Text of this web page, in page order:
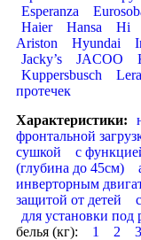
Esperanza
Haier
Hansa Hi
Ariston
Hyundai
Jacky’s
JACOO
Kuppersbusch
протечек
Характеристики:
фронтальной
сушкой
с
(глубина до 45см)
инверторным
защитой от детей
для установки под
белья (кг):
1 2 3